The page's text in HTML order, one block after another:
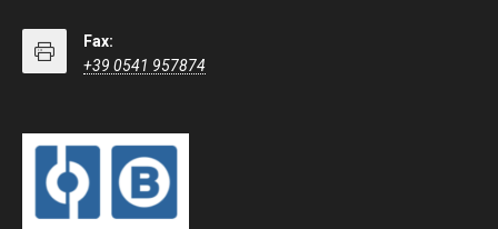
Fax:
+39 0541 957874